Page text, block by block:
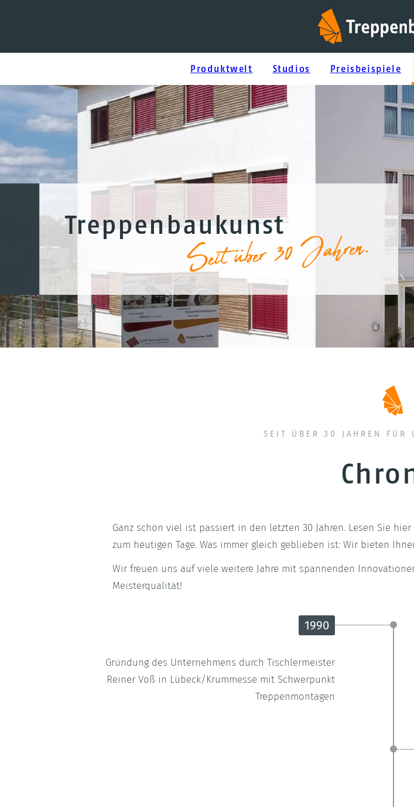
Produktwelt Studios Preisbeispiele
Treppenbaukunst
Seit über 30 Jahren.
SEIT ÜBER 30 JAHREN FÜR
Ganz schön viel ist passiert in den letzten 30 Jahren. Lesen Sie
zum heutigen Tage. Was immer gleich geblieben ist: Wir bieten
Wir freuen uns auf viele weitere Jahre mit spannenden
Meisterqualität!
1990
Gründung des Unternehmens durch Tischlermeister
Reiner Voß in Lübeck/Krummesse mit Schwerpunkt
Treppenmontagen